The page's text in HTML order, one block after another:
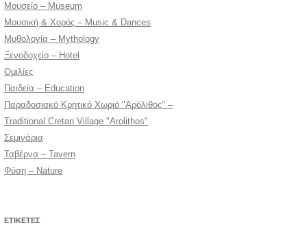
Μουσείο – Museum
Μουσική & Χορός – Music & Dances
Μυθολογία – Mythology
Ξενοδοχείο – Hotel
Ομιλίες
Παιδεία – Education
Παραδοσιακό Κρητικό Χωριό "Αρόλιθος" –
Traditional Cretan Village "Arolithos"
Σεμινάρια
Ταβέρνα – Tavern
Φύση – Nature
ΕΤΙΚΈΤΕΣ